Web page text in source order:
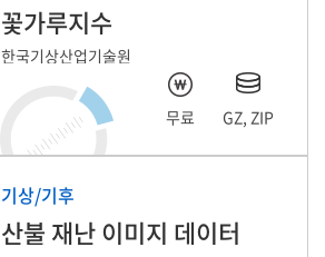
꽃가루지수
한국기상산업기술원
무료 GZ, ZIP
기상/기후
산불 재난 이미지 데이터